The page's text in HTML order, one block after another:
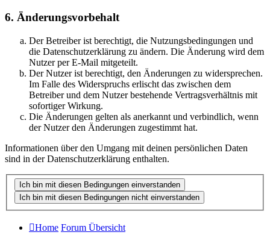
6. Änderungsvorbehalt
Der Betreiber ist berechtigt, die Nutzungsbedingungen und
die Datenschutzerklärung zu ändern. Die Änderung wird dem
Nutzer per E-Mail mitgeteilt.
Der Nutzer ist berechtigt, den Änderungen zu widersprechen.
Im Falle des Widerspruchs erlischt das zwischen dem
Betreiber und dem Nutzer bestehende Vertragsverhältnis mit
sofortiger Wirkung.
Die Änderungen gelten als anerkannt und verbindlich, wenn
der Nutzer den Änderungen zugestimmt hat.
Informationen über den Umgang mit deinen persönlichen Daten
sind in der Datenschutzerklärung enthalten.
Home Forum Übersicht